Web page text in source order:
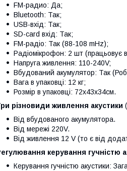
FM-радио: Да;
Bluetooth: Так;
USB-вхід: Так;
SD-card вхід: Так;
FM-радіо: Так (88-108 mHz);
Радіомікрофон: 2 шт (працьовує в
Напруга живлення: 110-240V;
Вбудований акумулятор: Так
Вага в упаковці: 12 кг;
Розмір в упаковці: 72х43х34см.
різновиди живлення акустики
Від вбудованого акумулятора.
Від мережі 220V.
Від живлення 12 V (то є від
керування гучністю
Керування гучністю акустики: